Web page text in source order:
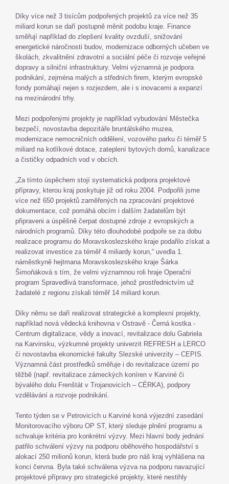
Díky více než 3 tisícům podpořených projektů za více než 35
miliard korun se daří postupně měnit podobu kraje. Finance
směřují například do zlepšení kvality ovzduší, snižování
energetické náročnosti budov, modernizace odborných učeben ve
školách, zkvalitnění zdravotní a sociální péče či rozvoje veřejné
dopravy a silniční infrastruktury. Velmi významná je podpora
podnikání, zejména malých a středních firem, kterým evropské
fondy pomáhají nejen s rozjezdem, ale i s inovacemi a expanzí
na mezinárodní trhy.
Mezi podpořenými projekty je například vybudování Městečka
bezpečí, novostavba depozitáře bruntálského muzea,
modernizace nemocničních oddělení, vozového parku či téměř 5
miliard na kotlíkové dotace, zateplení bytových domů, kanalizace
a čističky odpadních vod v obcích.
„Za tímto úspěchem stojí systematická podpora projektové
přípravy, kterou kraj poskytuje již od roku 2004. Podpořili jsme
více než 650 projektů zaměřených na zpracování projektové
dokumentace, což pomáhá obcím i dalším žadatelům být
připraveni a úspěšně čerpat dostupné zdroje z evropských a
národních programů. Díky této dlouhodobé podpoře se za dobu
realizace programu do Moravskoslezského kraje podařilo získat a
realizovat investice za téměř 4 miliardy korun,“ uvedla 1.
náměstkyně hejtmana Moravskoslezského kraje Šárka
Šimoňáková s tím, že velmi významnou roli hraje Operační
program Spravedlivá transformace, jehož prostřednictvím už
žadatelé z regionu získali téměř 14 miliard korun.
Díky němu se daří realizovat strategické a komplexní projekty,
například nová vědecká knihovna v Ostravě - Černá kostka -
Centrum digitalizace, vědy a inovací, revitalizace dolu Gabriela
na Karvinsku, výzkumné projekty univerzit REFRESH a LERCO
či novostavba ekonomické fakulty Slezské univerzity – CEPIS.
Významná část prostředků směřuje i do revitalizace území po
těžbě (např. revitalizace zámeckých koníren v Karviné či
bývalého dolu Frenštát v Trojanovicích – CÉRKA), podpory
vzdělávání a rozvoje podnikání.
Tento týden se v Petrovicích u Karviné koná výjezdní zasedání
Monitorovacího výboru OP ST, který sleduje plnění programu a
schvaluje kritéria pro konkrétní výzvy. Mezi hlavní body jednání
patřilo schválení výzvy na podporu oběhového hospodářství s
alokací 250 milionů korun, která bude pro náš kraj vyhlášena na
konci června. Byla také schválena výzva na podporu navazující
projektové přípravy pro strategické projekty, které nestihly